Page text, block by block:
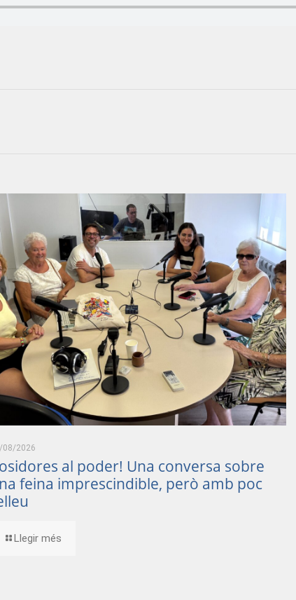
08/2026
al poder! Una conversa sobre
feina imprescindible, però amb poc
Llegir més